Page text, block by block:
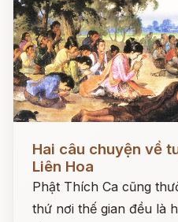
Hai câu chuyện về
Liên Hoa
Phật Thích Ca cũng
thứ nơi thế gian đều là